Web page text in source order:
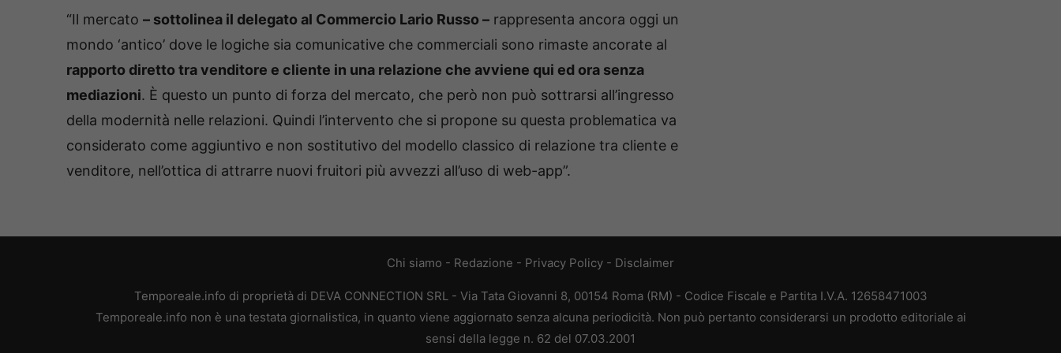
“Il mercato – sottolinea il delegato al Commercio Lario Russo – rappresenta ancora oggi un
mondo ‘antico’ dove le logiche sia comunicative che commerciali sono rimaste ancorate al
rapporto diretto tra venditore e cliente in una relazione che avviene qui ed ora senza
mediazioni. È questo un punto di forza del mercato, che però non può sottrarsi all’ingresso
della modernità nelle relazioni. Quindi l’intervento che si propone su questa problematica va
considerato come aggiuntivo e non sostitutivo del modello classico di relazione tra cliente e
venditore, nell’ottica di attrarre nuovi fruitori più avvezzi all’uso di web-app”.
Chi siamo - Redazione - Privacy Policy - Disclaimer
Temporeale.info di proprietà di DEVA CONNECTION SRL - Via Tata Giovanni 8, 00154 Roma (RM) - Codice Fiscale e Partita I.V.A. 12658471003
Temporeale.info non è una testata giornalistica, in quanto viene aggiornato senza alcuna periodicità. Non può pertanto considerarsi un prodotto editoriale ai
sensi della legge n. 62 del 07.03.2001